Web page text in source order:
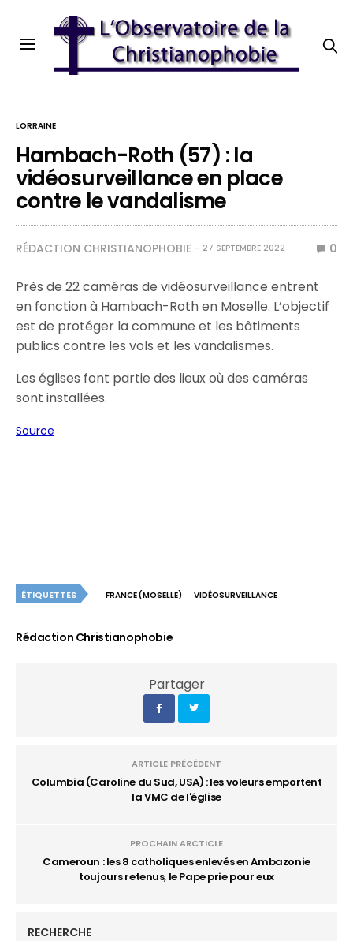
LORRAINE
Hambach-Roth (57) : la
vidéosurveillance en place
contre le vandalisme
RÉDACTION CHRISTIANOPHOBIE 27 SEPTEMBRE 2022 0
Près de 22 caméras de vidéosurveillance entrent
en fonction à Hambach-Roth en Moselle. L’objectif
est de protéger la commune et les bâtiments
publics contre les vols et les vandalismes.
Les églises font partie des lieux où des caméras
sont installées.
Source
ÉTIQUETTES FRANCE (MOSELLE) VIDÉOSURVEILLANCE
Rédaction Christianophobie
Partager
ARTICLE PRÉCÉDENT
Columbia (Caroline du Sud, USA) : les voleurs emportent
la VMC de l'église
PROCHAIN ARCTICLE
Cameroun : les 8 catholiques enlevés en Ambazonie
toujours retenus, le Pape prie pour eux
RECHERCHE